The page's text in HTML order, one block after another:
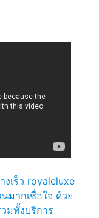
เร็ว royaleluxe
มากเชื่อใจ ด้วย
มทั้งบริการ